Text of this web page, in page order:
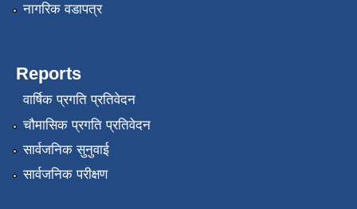
नागरिक वडापत्र
Reports
वार्षिक प्रगति प्रतिवेदन
चौमासिक प्रगति प्रतिवेदन
सार्वजनिक सुनुवाई
सार्वजनिक परीक्षण